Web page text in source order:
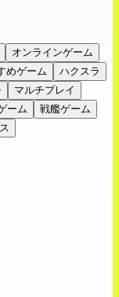
オンラインゲーム
めゲーム
ハクスラ
マルチプレイ
ーム
戦艦ゲーム